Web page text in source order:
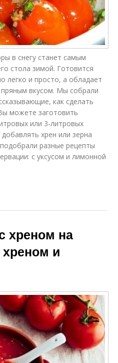
в снегу станет самым
стола зимой. Готовится
легко и просто, а обладает
вкусом. Мы собрали
как сделать
можете заготовить
или 3-литровых
хрен или зерна
разные рецепты
с уксусом и лимонной
хреном на
и